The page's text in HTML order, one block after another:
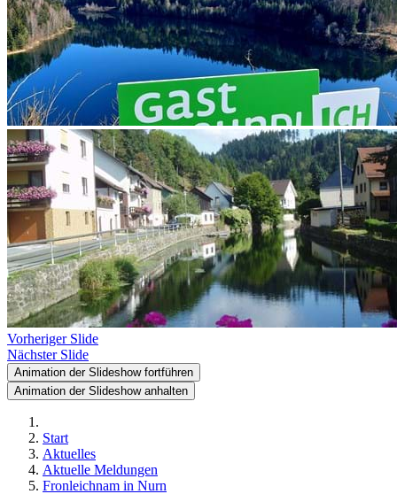
Vorheriger Slide
Nächster Slide
Animation der Slideshow fortführen
Animation der Slideshow anhalten
Start
Aktuelles
Aktuelle Meldungen
Fronleichnam in Nurn